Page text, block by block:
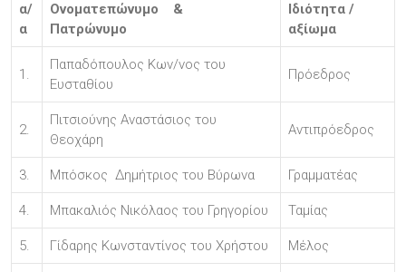
α/
α
Ονοματεπώνυμο &
Πατρώνυμο
Ιδιότητα /
αξίωμα
1.
Παπαδόπουλος Κων/νος του
Ευσταθίου
Πρόεδρος
2.
Πιτσιούνης Αναστάσιος του
Θεοχάρη
Αντιπρόεδρος
3. Μπόσκος Δημήτριος του Βύρωνα Γραμματέας
4. Μπακαλιός Νικόλαος του Γρηγορίου Ταμίας
5. Γίδαρης Κωνσταντίνος του Χρήστου Μέλος